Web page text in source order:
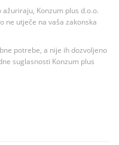
Konzum plus d.o.o.
ne utječe na vaša zakonska
potrebe, a nije ih dozvoljeno
suglasnosti Konzum plus